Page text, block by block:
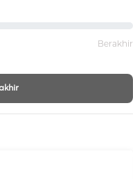
Berakhir